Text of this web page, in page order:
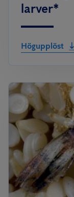
larver*
Högupplöst